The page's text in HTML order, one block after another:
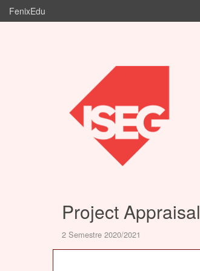
FenixEdu
Project Appraisal
2 Semestre 2020/2021